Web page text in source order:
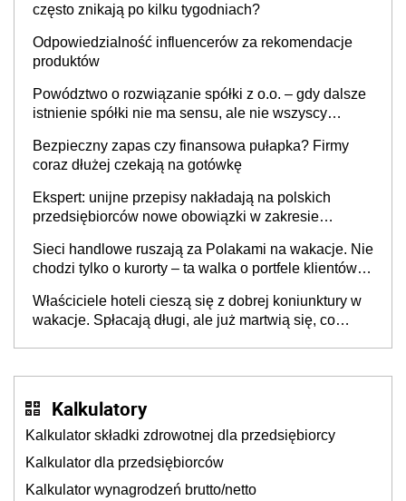
często znikają po kilku tygodniach?
Odpowiedzialność influencerów za rekomendacje
produktów
Powództwo o rozwiązanie spółki z o.o. – gdy dalsze
istnienie spółki nie ma sensu, ale nie wszyscy
Bezpieczny zapas czy finansowa pułapka? Firmy
coraz dłużej czekają na gotówkę
Ekspert: unijne przepisy nakładają na polskich
przedsiębiorców nowe obowiązki w zakresie
Sieci handlowe ruszają za Polakami na wakacje. Nie
chodzi tylko o kurorty – ta walka o portfele klientów
cichu
Właściciele hoteli cieszą się z dobrej koniunktury w
wakacje. Spłacają długi, ale już martwią się, co
Kalkulatory
Kalkulator składki zdrowotnej dla przedsiębiorcy
Kalkulator dla przedsiębiorców
Kalkulator wynagrodzeń brutto/netto